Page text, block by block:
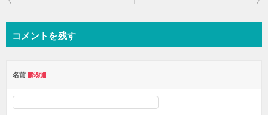
稿
ナ
ビ
シ
ョ
ン
コメントを残す
名前 必須